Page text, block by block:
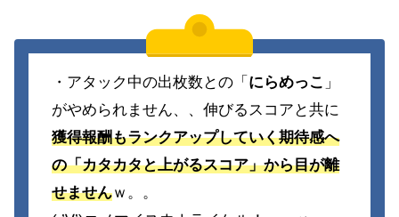
・アタック中の出枚数との「 にらめっこ 」
がやめられません、、伸びるスコアと共に
獲得報酬もランクアップしていく期待感へ
の「カタカタと上がるスコア」から目が離
せませんｗ。。